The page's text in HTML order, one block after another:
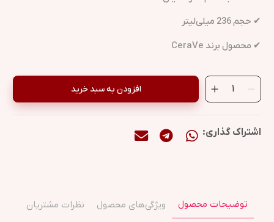
✔ حجم 236 میلی‌لیتر
✔ محصول برند CeraVe
افزودن به سبد خرید
اشتراک گذاری:
توضیحات محصول ویژگی‌های محصول نظرات مشتریان